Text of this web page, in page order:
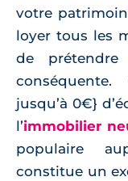
votre
loyer tous les
de
jusqu’à 0€}
l’immobilier
populaire
constitue un